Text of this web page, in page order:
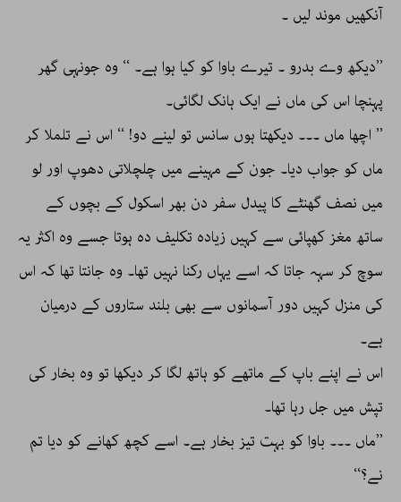
آنکھیں موند لیں ۔
’’دیکھ وے بدرو ۔ تیرے باوا کو کیا ہوا ہے۔ ‘‘ وہ جونہی گھر
پہنچا اس کی ماں نے ایک ہانک لگائی۔
’’ اچھا ماں ۔۔۔ دیکھتا ہوں سانس تو لینے دو! ‘‘ اس نے تلملا کر
ماں کو جواب دیا۔ جون کے مہینے میں چلچلاتی دھوپ اور لو
میں نصف گھنٹے کا پیدل سفر دن بھر اسکول کے بچوں کے
ساتھ مغز کھپائی سے کہیں زیادہ تکلیف دہ ہوتا جسے وہ اکثر یہ
سوچ کر سہہ جاتا کہ اسے یہاں رکنا نہیں تھا۔ وہ جانتا تھا کہ اس
کی منزل کہیں دور آسمانوں سے بھی بلند ستاروں کے درمیان
ہے۔
اس نے اپنے باپ کے ماتھے کو ہاتھ لگا کر دیکھا تو وہ بخار کی
تپش میں جل رہا تھا۔
’’ماں ۔۔۔ باوا کو بہت تیز بخار ہے۔ اسے کچھ کھانے کو دیا تم
نے؟‘‘